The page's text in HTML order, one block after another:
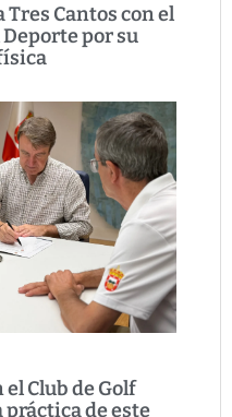
Cantos con el
por su
Club de Golf
de este